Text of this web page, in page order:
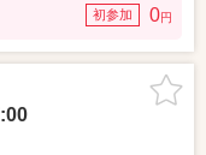
初参加 0円